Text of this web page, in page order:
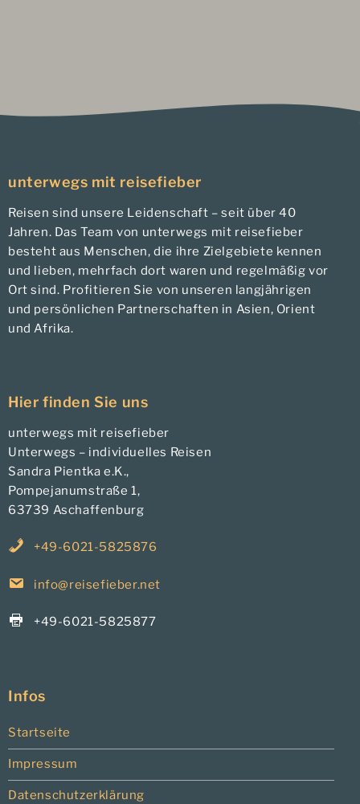
unterwegs mit reisefieber
Reisen sind unsere Leidenschaft – seit über 40
Jahren. Das Team von unterwegs mit reisefieber
besteht aus Menschen, die ihre Zielgebiete kennen
und lieben, mehrfach dort waren und regelmäßig vor
Ort sind. Profitieren Sie von unseren langjährigen
und persönlichen Partnerschaften in Asien, Orient
und Afrika.
Hier finden Sie uns
unterwegs mit reisefieber
Unterwegs – individuelles Reisen
Sandra Pientka e.K.,
Pompejanumstraße 1,
63739 Aschaffenburg
+49-6021-5825876
info@reisefieber.net
+49-6021-5825877
Infos
Startseite
Impressum
Datenschutzerklärung